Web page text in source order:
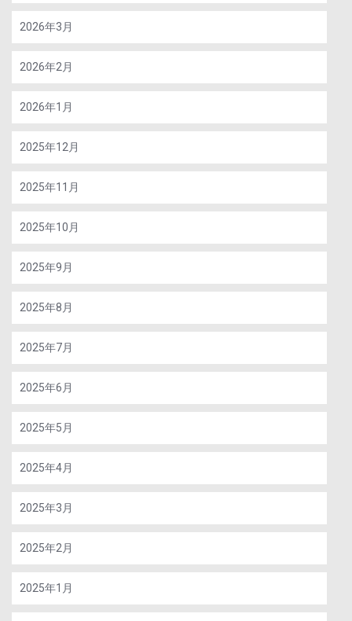
2026年3月
2026年2月
2026年1月
2025年12月
2025年11月
2025年10月
2025年9月
2025年8月
2025年7月
2025年6月
2025年5月
2025年4月
2025年3月
2025年2月
2025年1月